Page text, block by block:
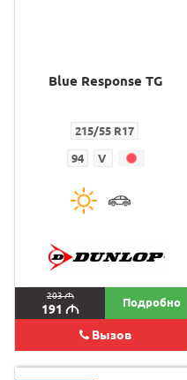
Blue Response TG
215/55 R17
94 V
203M
191 M Подробно
Вызов